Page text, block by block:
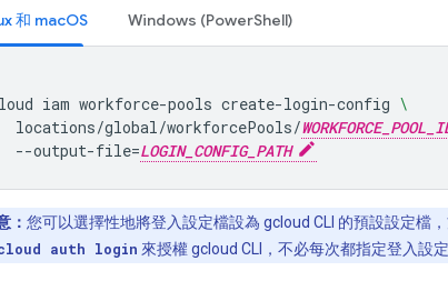
和 macOS Windows (PowerShell)
iam workforce-pools create-login-config \
locations/global/workforcePools/
--output-file=LOGIN_CONFIG_PATH
： 您可以選擇性地將登入設定檔設為 gcloud CLI 的預設設定檔
auth login 來授權 gcloud CLI，不必每次都指定登入設定